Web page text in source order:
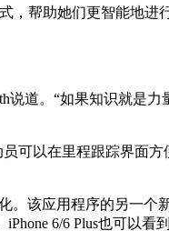
，帮助她们更智能地进
说道。“如果知识就是
可以在里程跟踪界面
。该应用程序的另一个
6/6 Plus也可以看